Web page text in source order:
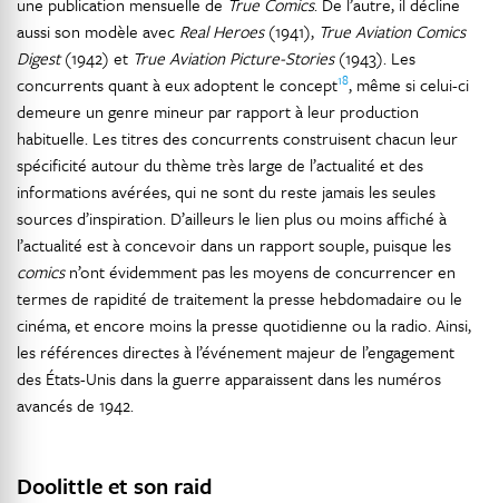
aussi son modèle avec Real Heroes(1941), True Aviation Comics
Digest(1942) et True Aviation Picture-Stories(1943). Les
concurrents quant à eux adoptent le concept18, même si celui-ci
demeure un genre mineur par rapport à leur production
habituelle. Les titres des concurrents construisent chacun leur
spécificité autour du thème très large de l’actualité et des
informations avérées, qui ne sont du reste jamais les seules
sources d’inspiration. D’ailleurs le lien plus ou moins affiché à
l’actualité est à concevoir dans un rapport souple, puisque les
comicsn’ont évidemment pas les moyens de concurrencer en
termes de rapidité de traitement la presse hebdomadaire ou le
cinéma, et encore moins la presse quotidienne ou la radio. Ainsi,
les références directes à l’événement majeur de l’engagement
des États-Unis dans la guerre apparaissent dans les numéros
avancés de 1942.
Doolittle et son raid